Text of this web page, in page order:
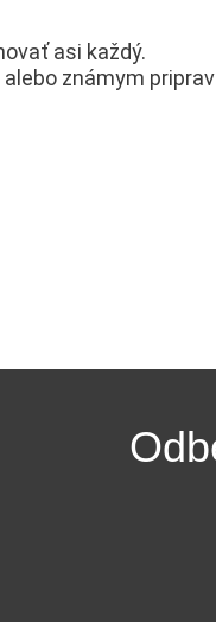
asi každý.
známym